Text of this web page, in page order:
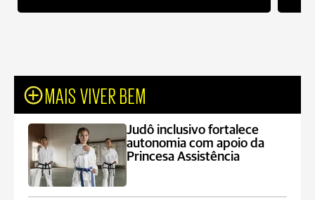
MAIS VIVER BEM
Judô inclusivo fortalece
autonomia com apoio da
Princesa Assistência